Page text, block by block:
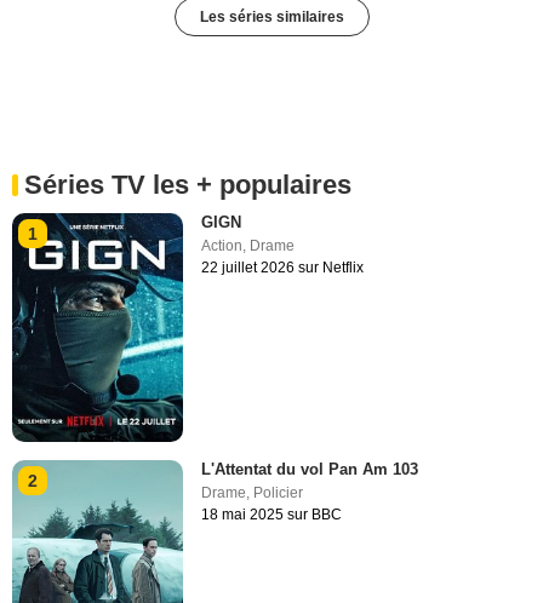
Les séries similaires
Séries TV les + populaires
1
GIGN
Action, Drame
22 juillet 2026 sur Netflix
2
L'Attentat du vol Pan Am 103
Drame Policier
18 mai 2025 sur BBC